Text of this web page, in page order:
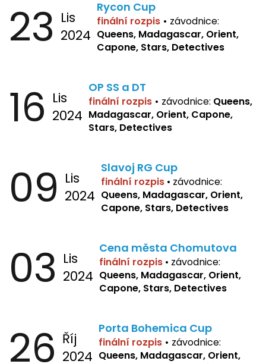
23 Lis
2024
Rycon Cup
finální rozpis • závodnice:
Queens, Madagascar, Orient,
Capone, Stars, Detectives
16 Lis
2024
OP SS a DT
finální rozpis • závodnice: Queens,
Madagascar, Orient, Capone,
Stars, Detectives
09 Lis
2024
Slavoj RG Cup
finální rozpis • závodnice:
Queens, Madagascar, Orient,
Capone, Stars, Detectives
03 Lis
2024
Cena města Chomutova
finální rozpis • závodnice:
Queens, Madagascar, Orient,
Capone, Stars, Detectives
26 Říj
2024
Porta Bohemica Cup
finální rozpis • závodnice:
Queens, Madagascar, Orient,